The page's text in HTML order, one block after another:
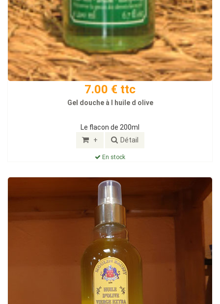
7.00 € ttc
Gel douche à l huile d olive
Le flacon de 200ml
+ Détail
En stock